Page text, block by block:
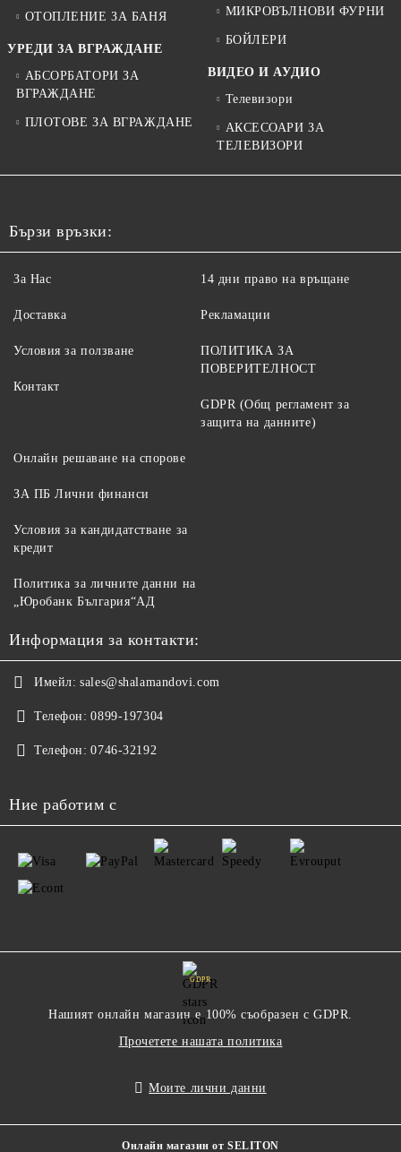
ОТОПЛЕНИЕ ЗА БАНЯ
УРЕДИ ЗА ВГРАЖДАНЕ
АБСОРБАТОРИ ЗА
ВГРАЖДАНЕ
ПЛОТОВЕ ЗА ВГРАЖДАНЕ
МИКРОВЪЛНОВИ ФУРНИ
БОЙЛЕРИ
ВИДЕО И АУДИО
Телевизори
АКСЕСОАРИ ЗА
ТЕЛЕВИЗОРИ
Бързи връзки:
За Нас
Доставка
Условия за ползване
Контакт
14 дни право на връщане
Рекламации
ПОЛИТИКА ЗА
ПОВЕРИТЕЛНОСТ
GDPR (Общ регламент за
защита на данните)
Онлайн решаване на спорове
ЗА ПБ Лични финанси
Условия за кандидатстване за
кредит
Политика за личните данни на
„Юробанк България“АД
Информация за контакти:
Имейл: sales@shalamandovi.com
Телефон: 0899-197304
Телефон: 0746-32192
Ние работим с
GDPR
Нашият онлайн магазин е 100% съобразен с GDPR.
Прочетете нашата политика
Моите лични данни
Онлайн магазин от SELITON